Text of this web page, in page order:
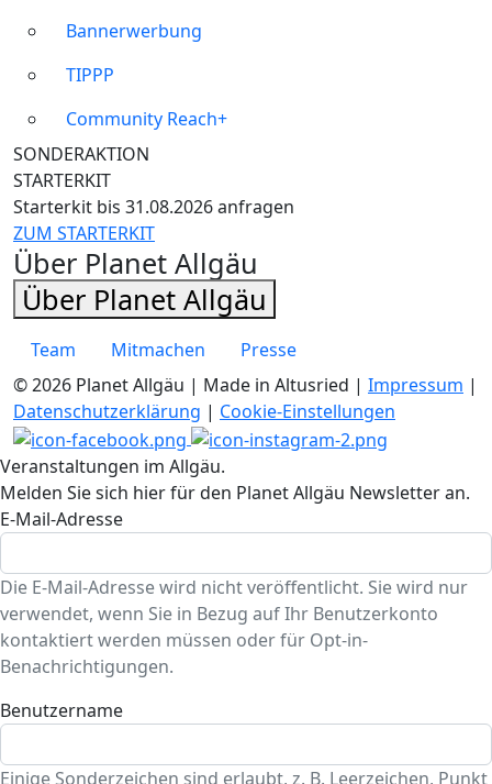
Bannerwerbung
TIPPP
Community Reach+
SONDERAKTION
STARTERKIT
Starterkit bis 31.08.2026 anfragen
ZUM STARTERKIT
Über Planet Allgäu
Über Planet Allgäu
Team Mitmachen
Presse
© 2026 Planet Allgäu | Made in Altusried | Impressum |
Datenschutzerklärung | Cookie-Einstellungen
Veranstaltungen im Allgäu.
Melden Sie sich hier für den Planet Allgäu Newsletter an.
E-Mail-Adresse
Die E-Mail-Adresse wird nicht veröffentlicht. Sie wird nur
verwendet, wenn Sie in Bezug auf Ihr Benutzerkonto
kontaktiert werden müssen oder für Opt-in-
Benachrichtigungen.
Benutzername
Einige Sonderzeichen sind erlaubt, z. B. Leerzeichen, Punkt